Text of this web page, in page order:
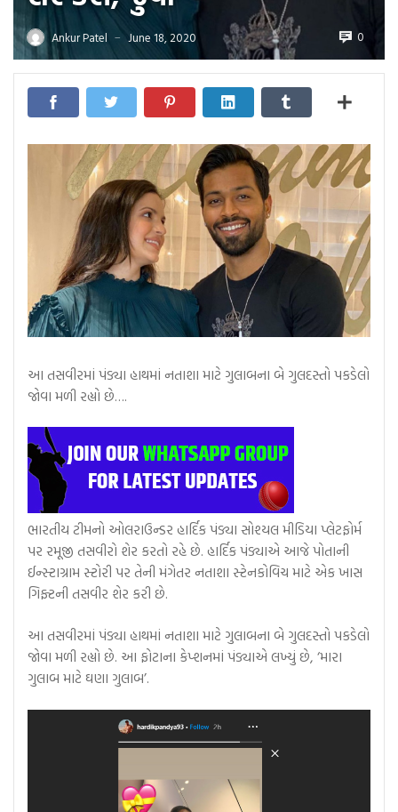
Ankur Patel — June 18, 2020 0
આ તસવીરમાં પંડ્યા હાથમાં નતાશા માટે ગુલાબના બે ગુલદસ્તો પકડેલો
જોવા મળી રહ્યો છે….
ભારતીય ટીમનો ઓલરાઉન્ડર હાર્દિક પંડ્યા સોશ્યલ મીડિયા પ્લેટફોર્મ
પર રમૂજી તસવીરો શેર કરતો રહે છે. હાર્દિક પંડ્યાએ આજે પોતાની
ઈન્સ્ટાગ્રામ સ્ટોરી પર તેની મંગેતર નતાશા સ્ટેનકોવિચ માટે એક ખાસ
ગિફ્ટની તસવીર શેર કરી છે.
આ તસવીરમાં પંડ્યા હાથમાં નતાશા માટે ગુલાબના બે ગુલદસ્તો પકડેલો
જોવા મળી રહ્યો છે. આ ફોટાના કેપ્શનમાં પંડ્યાએ લખ્યું છે, ‘મારા
ગુલાબ માટે ઘણા ગુલાબ’.